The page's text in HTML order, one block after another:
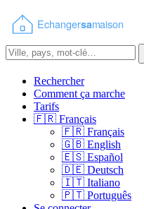
Rechercher
Comment ça marche
Tarifs
🇫🇷 Français
🇫🇷 Français
🇬🇧 English
🇪🇸 Español
🇩🇪 Deutsch
🇮🇹 Italiano
🇵🇹 Português